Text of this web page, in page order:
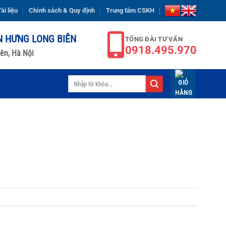
liệu Chính sách & Quy định Trung tâm CSKH
HƯNG LONG BIÊN
Hà Nội
TỔNG ĐÀI TƯ VẤN
0918.495.970